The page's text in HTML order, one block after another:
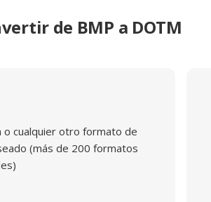
de BMP a DOTM
o cualquier otro formato de
(más de 200 formatos